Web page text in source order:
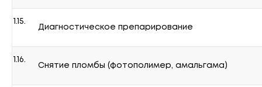
1.15.
Диагностическое препарирование
1.16.
Снятие пломбы (фотополимер, амальгама)